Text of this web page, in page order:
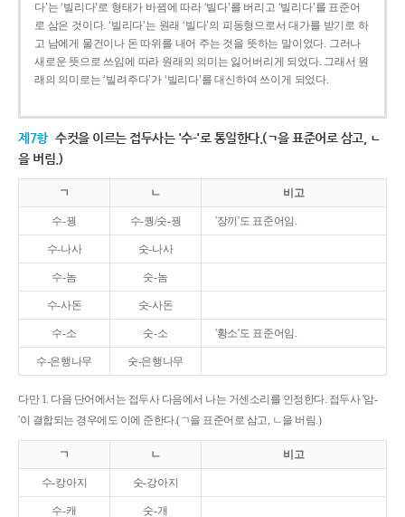
다’는 ‘빌리다’로 형태가 바뀜에 따라 ‘빌다’를 버리고 ‘빌리다’를 표준어
로 삼은 것이다. ‘빌리다’는 원래 ‘빌다’의 피동형으로서 대가를 받기로 하
고 남에게 물건이나 돈 따위를 내어 주는 것을 뜻하는 말이었다. 그러나
새로운 뜻으로 쓰임에 따라 원래의 의미는 잃어버리게 되었다. 그래서 원
래의 의미로는 ‘빌려주다’가 ‘빌리다’를 대신하여 쓰이게 되었다.
제7항 수컷을 이르는 접두사는 '수-'로 통일한다.(ㄱ을 표준어로 삼고, ㄴ
을 버림.)
ㄱ ㄴ 비고
수-꿩 수-퀑/숫-꿩 '장끼'도 표준어임.
수-나사 숫-나사
수-놈 숫-놈
수-사돈 숫-사돈
수-소 숫-소 '황소'도 표준어임.
수-은행나무 숫-은행나무
다만 1. 다음 단어에서는 접두사 다음에서 나는 거센소리를 인정한다. 접두사 '암-
'이 결합되는 경우에도 이에 준한다.(ㄱ을 표준어로 삼고, ㄴ을 버림.)
ㄱ ㄴ 비고
수-캉아지 숫-강아지
수-캐 숫-개